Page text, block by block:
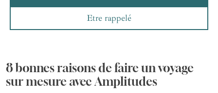
Etre rappelé
8 bonnes raisons de faire un voyage
sur mesure avec Amplitudes